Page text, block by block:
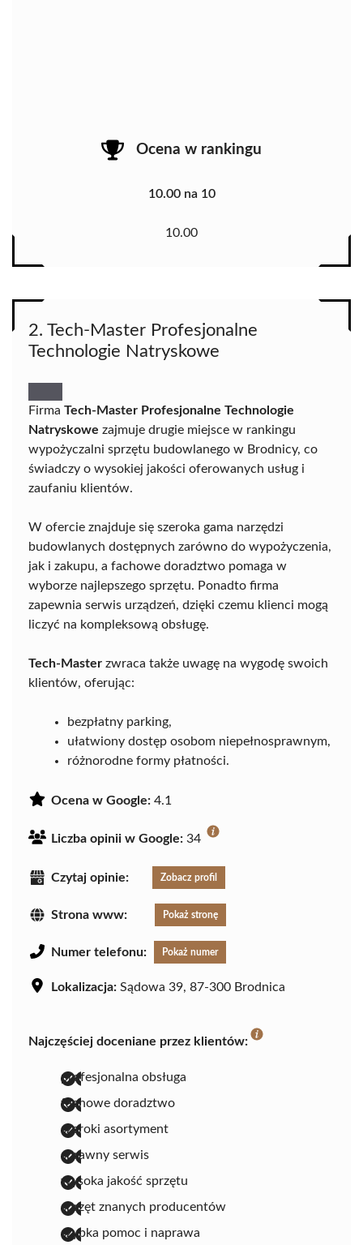
Ocena w rankingu
10.00 na 10
10.00
2. Tech-Master Profesjonalne
Technologie Natryskowe
Firma Tech-Master Profesjonalne Technologie
Natryskowe zajmuje drugie miejsce w rankingu
wypożyczalni sprzętu budowlanego w Brodnicy, co
świadczy o wysokiej jakości oferowanych usług i
zaufaniu klientów.
W ofercie znajduje się szeroka gama narzędzi
budowlanych dostępnych zarówno do wypożyczenia,
jak i zakupu, a fachowe doradztwo pomaga w
wyborze najlepszego sprzętu. Ponadto firma
zapewnia serwis urządzeń, dzięki czemu klienci mogą
liczyć na kompleksową obsługę.
Tech-Master zwraca także uwagę na wygodę swoich
klientów, oferując:
bezpłatny parking,
ułatwiony dostęp osobom niepełnosprawnym,
różnorodne formy płatności.
Ocena w Google: 4.1
Liczba opinii w Google: 34
Czytaj opinie: Zobacz profil
Strona www: Pokaż stronę
Numer telefonu: Pokaż numer
Lokalizacja: Sądowa 39, 87-300 Brodnica
Najczęściej doceniane przez klientów:
profesjonalna obsługa
fachowe doradztwo
szeroki asortyment
sprawny serwis
wysoka jakość sprzętu
sprzęt znanych producentów
szybka pomoc i naprawa